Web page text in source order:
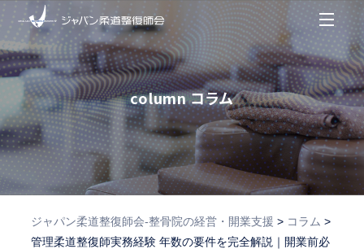
columnコラム
ジャパン柔道整復師会‐整骨院の経営・開業支援 > コラム >
管理柔道整復師実務経験 年数の要件を完全解説｜開業前必